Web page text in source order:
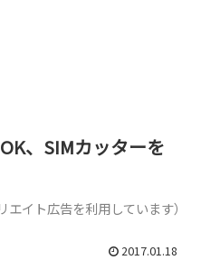
、SIMカッターを
エイト広告を利用しています）
2017.01.18